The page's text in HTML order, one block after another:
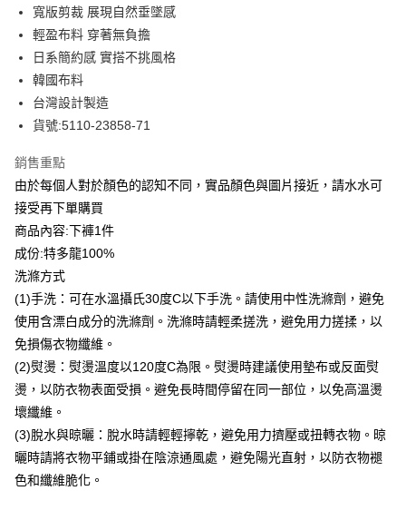
華南商業銀行
上海商業儲蓄銀行
國泰世華商業銀行
臺灣中小企業銀行
匯豐（台灣）商業銀行
聯邦商業銀行
元大商業銀行
台新國際商業銀行
台灣樂天信用卡公司
LINE Pay
Apple Pay
街口支付
悠遊付
ATM付款
貨到付款
運送方式
付款後全家取貨
每筆NT$80，滿NT$399(含以上)免運費
付款後7-11取貨
每筆NT$80，滿NT$888(含以上)免運費
宅配到府
每筆NT$80，滿NT$888(含以上)免運費
貨到付款
每筆NT$80，滿NT$888(含以上)免運費
寬版剪裁 展現自然垂墜感
輕盈布料 穿著無負擔
日系簡約感 實搭不挑風格
韓國布料
台灣設計製造
貨號:5110-23858-71
銷售重點
由於每個人對於顏色的認知不同，實品顏色與圖片接近，請水水可
接受再下單購買
商品內容:下褲1件
成份:特多龍100%
洗滌方式
(1)手洗：可在水溫攝氏30度C以下手洗。請使用中性洗滌劑，避免
使用含漂白成分的洗滌劑。洗滌時請輕柔搓洗，避免用力搓揉，以
免損傷衣物纖維。
(2)熨燙：熨燙溫度以120度C為限。熨燙時建議使用墊布或反面熨
燙，以防衣物表面受損。避免長時間停留在同一部位，以免高溫燙
壞纖維。
(3)脫水與晾曬：脫水時請輕輕擰乾，避免用力擠壓或扭轉衣物。晾
曬時請將衣物平鋪或掛在陰涼通風處，避免陽光直射，以防衣物褪
色和纖維脆化。